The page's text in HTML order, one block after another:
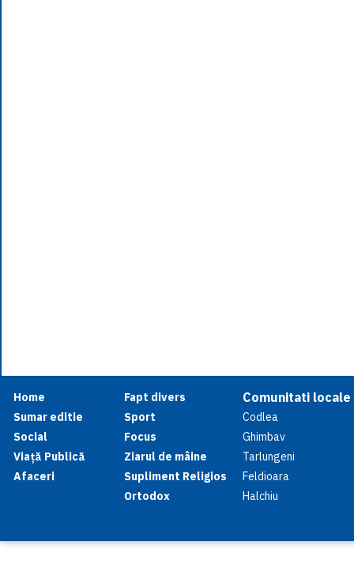
Home
Sumar editie
Social
Viață Publică
Afaceri
Fapt divers
Sport
Focus
Ziarul de mâine
Supliment Religios
Ortodox
Comunitati locale
Codlea
Ghimbav
Tarlungeni
Feldioara
Halchiu